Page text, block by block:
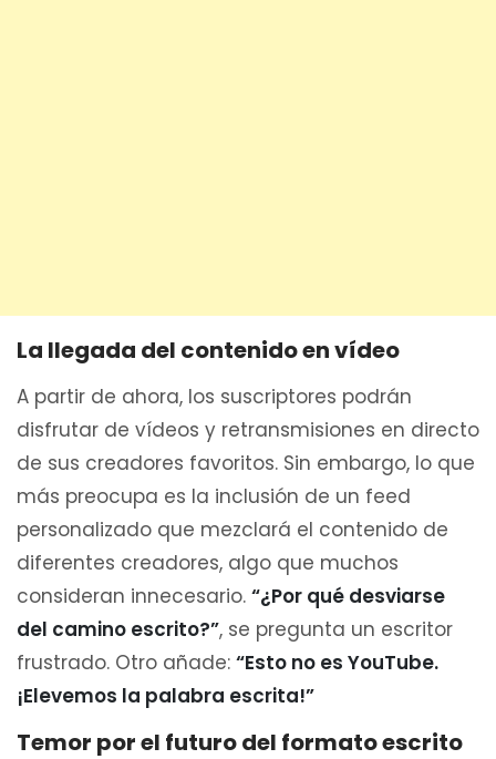
La llegada del contenido en vídeo
A partir de ahora, los suscriptores podrán
disfrutar de vídeos y retransmisiones en directo
de sus creadores favoritos. Sin embargo, lo que
más preocupa es la inclusión de un feed
personalizado que mezclará el contenido de
diferentes creadores, algo que muchos
consideran innecesario. “¿Por qué desviarse
del camino escrito?”, se pregunta un escritor
frustrado. Otro añade: “Esto no es YouTube.
¡Elevemos la palabra escrita!”
Temor por el futuro del formato escrito